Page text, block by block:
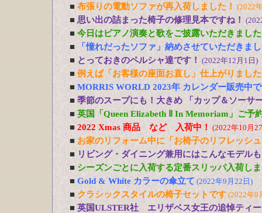
■ 布張りの電動ソファが再入荷しました！ (2022
■ 思い出の詰まった椅子の修理見本ですね！
■ 今日はピアノ演奏と歌をご披露いただきまし
■
「憧れだったソファ」納めさせていただきま
■ とっておきのペルシャ達です！ (2022年12月1日)
■ 例えば「お客様の座面お直し」仕上がりました
■ MORRIS WORLD 2023年 カレンダー販売中
■ 季節のスープにも！大きめ 「カップ＆ソーサ
■ 英国「Queen Elizabeth Ⅱ In Memoriam」ご予
■ 2022 Xmas 商品 など 入荷中！ (2022年10月
■ お家のリフォーム中に「お椅子のリフレッシ
■ リビング・ダイニング兼用にはこんなモデルも
■ シーズンごとに入荷する定番スリッパ入荷し
■ Gold & White カラーの傘立て (2022年9月22日)
■ クラシックスタイルの椅子セットです (2022年9
■ 英国ULSTER社 エリザベス女王の追悼ティ